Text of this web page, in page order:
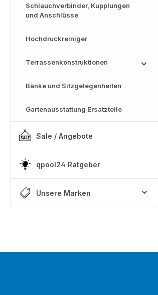
Schlauchverbinder, Kupplungen
und Anschlüsse
Hochdruckreiniger
Terrassenkonstruktionen
Bänke und Sitzgelegenheiten
Gartenausstattung Ersatzteile
Sale / Angebote
qpool24 Ratgeber
Unsere Marken